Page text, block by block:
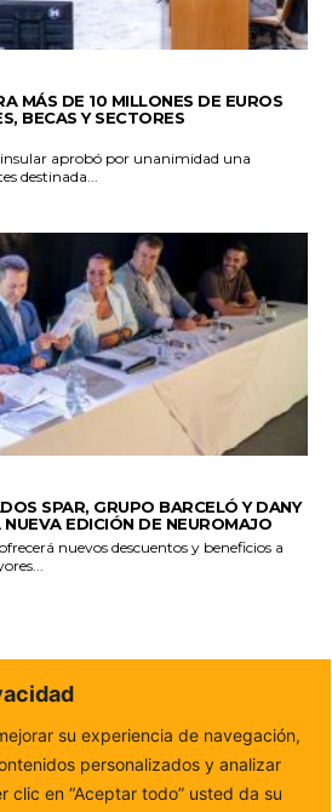
MÁS DE 10 MILLONES DE EUROS
BECAS Y SECTORES
aprobó por unanimidad una
destinada...
SPAR, GRUPO BARCELÓ Y DANY
EDICIÓN DE NEUROMAJO
nuevos descuentos y beneficios a